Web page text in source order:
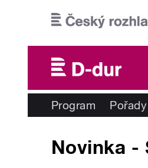
Program Pořady
Novinka -